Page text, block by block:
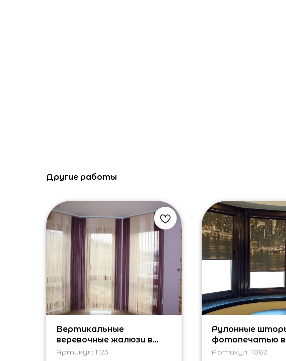
Другие работы
Вертикальные
веревочные жалюзи в
лоджию
Артикул: 1123
Рулонные
фотопечатью
Артикул: 1082